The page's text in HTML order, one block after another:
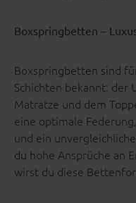
Boxspringbetten –
Boxspringbetten sind
Schichten bekannt: der
Matratze und dem
eine optimale
und ein
du hohe Ansprüche an
wirst du diese